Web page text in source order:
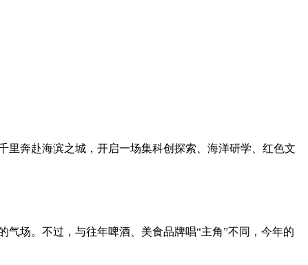
里奔赴海滨之城，开启一场集科创探索、海洋研学、红色文
气场。不过，与往年啤酒、美食品牌唱“主角”不同，今年的